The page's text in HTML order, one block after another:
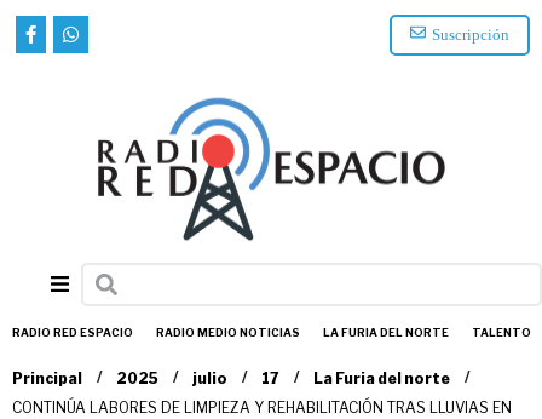
Suscripción
RADIO RED ESPACIO RADIO MEDIO NOTICIAS LA FURIA DEL NORTE TALENTO
Principal / 2025 / julio / 17 / La Furia del norte
/
CONTINÚA LABORES DE LIMPIEZA Y REHABILITACIÓN TRAS LLUVIAS EN